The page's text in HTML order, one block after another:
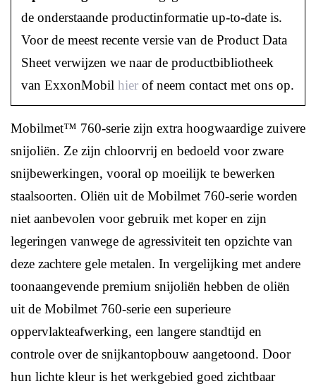
de onderstaande productinformatie up-to-date is.
Voor de meest recente versie van de Product Data
Sheet verwijzen we naar de productbibliotheek
van ExxonMobil hier of neem contact met ons op.
Mobilmet™ 760-serie zijn extra hoogwaardige zuivere
snijoliën. Ze zijn chloorvrij en bedoeld voor zware
snijbewerkingen, vooral op moeilijk te bewerken
staalsoorten. Oliën uit de Mobilmet 760-serie worden
niet aanbevolen voor gebruik met koper en zijn
legeringen vanwege de agressiviteit ten opzichte van
deze zachtere gele metalen. In vergelijking met andere
toonaangevende premium snijoliën hebben de oliën
uit de Mobilmet 760-serie een superieure
oppervlakteafwerking, een langere standtijd en
controle over de snijkantopbouw aangetoond. Door
hun lichte kleur is het werkgebied goed zichtbaar